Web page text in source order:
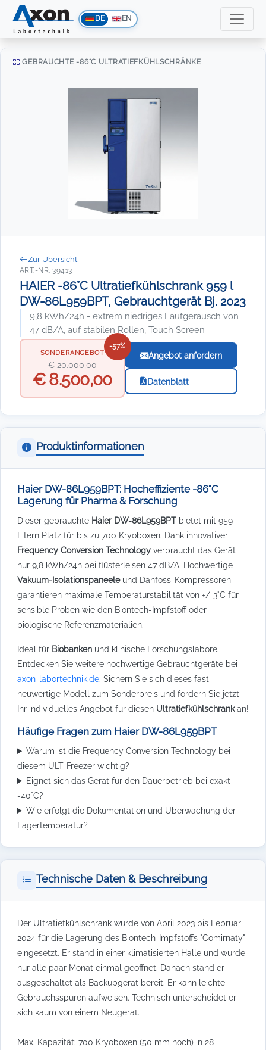
DE EN
GEBRAUCHTE -86°C ULTRATIEFKÜHLSCHRÄNKE
Zur Übersicht
ART.-NR. 39413
HAIER -86°C Ultratiefkühlschrank 959 l
DW-86L959BPT, Gebrauchtgerät Bj. 2023
9,8 kWh/24h - extrem niedriges Laufgeräusch von
47 dB/A, auf stabilen Rollen, Touch Screen
-57%
SONDERANGEBOT
€ 20.000,00
€ 8.500,00
Angebot anfordern
Datenblatt
Produktinformationen
Haier DW-86L959BPT: Hocheffiziente -86°C
Lagerung für Pharma & Forschung
Dieser gebrauchte Haier DW-86L959BPT bietet mit 959
Litern Platz für bis zu 700 Kryoboxen. Dank innovativer
Frequency Conversion Technology verbraucht das Gerät
nur 9,8 kWh/24h bei flüsterleisen 47 dB/A. Hochwertige
Vakuum-Isolationspaneeleund Danfoss-Kompressoren
garantieren maximale Temperaturstabilität von +/-3°C für
sensible Proben wie den Biontech-Impfstoff oder
biologische Referenzmaterialien.
Ideal für Biobanken und klinische Forschungslabore.
Entdecken Sie weitere hochwertige Gebrauchtgeräte bei
axon-labortechnik.de. Sichern Sie sich dieses fast
neuwertige Modell zum Sonderpreis und fordern Sie jetzt
Ihr individuelles Angebot für diesen Ultratiefkühlschrankan!
Häufige Fragen zum Haier DW-86L959BPT
Warum ist die Frequency Conversion Technology bei
diesem ULT-Freezer wichtig?
Eignet sich das Gerät für den Dauerbetrieb bei exakt
-40°C?
Wie erfolgt die Dokumentation und Überwachung der
Lagertemperatur?
Technische Daten & Beschreibung
Der Ultratiefkühlschrank wurde von April 2023 bis Februar
2024 für die Lagerung des Biontech-Impfstoffs "Comirnaty"
eingesetzt. Er stand in einer klimatisierten Halle und wurde
nur alle paar Monat einmal geöffnet. Danach stand er
ausgeschaltet als Backupgerät bereit. Er kann leichte
Gebrauchsspuren aufweisen. Technisch unterscheidet er
sich kaum von einem Neugerät.
Max. Kapazität: 700 Kryoboxen (50 mm hoch) in 28